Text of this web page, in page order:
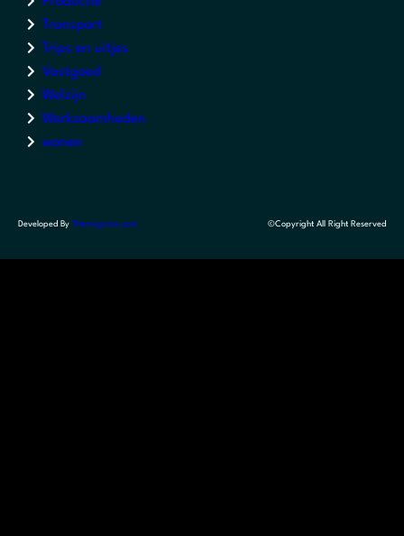
Transport
Trips en uitjes
Vastgoed
Welzijn
Werkzaamheden
wonen
Developed By Themegrove.com ©Copyright All Right Reserved